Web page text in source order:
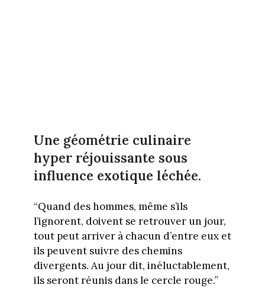
Une géométrie culinaire
hyper réjouissante sous
influence exotique léchée.
“Quand des hommes, même s’ils
l’ignorent, doivent se retrouver un jour,
tout peut arriver à chacun d’entre eux et
ils peuvent suivre des chemins
divergents. Au jour dit, inéluctablement,
ils seront réunis dans le cercle rouge.”